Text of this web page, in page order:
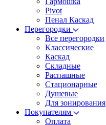
Pivot
Пенал Каскад
Перегородки
Все перегородки
Классические
Каскад
Складные
Распашные
Стационарные
Душевые
Для зонирования
Покупателям
Оплата